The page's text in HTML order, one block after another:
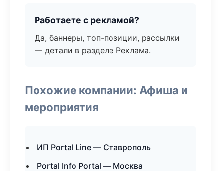
Работаете с рекламой?
Да, баннеры, топ-позиции, рассылки
— детали в разделе Реклама.
Похожие компании: Афиша и
мероприятия
ИП Portal Line — Ставрополь
Portal Info Portal — Москва